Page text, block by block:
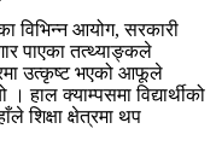
विभिन्न आयोग, सरकारी
पाएका तत्थ्याङ्कले
उत्कृष्ट भएको आफूले
हाल क्याम्पसमा विद्यार्थीको
शिक्षा क्षेत्रमा थप